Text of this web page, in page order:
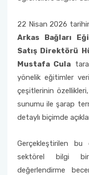
22 Nisan 2026
Arkas Bağları
Satış Direktörü
Mustafa Cula
yönelik eğitimler
çeşitlerinin
sunumu ile şarap
detaylı biçimde
Gerçekleştirilen bu
sektörel bilgi
değerlendirme